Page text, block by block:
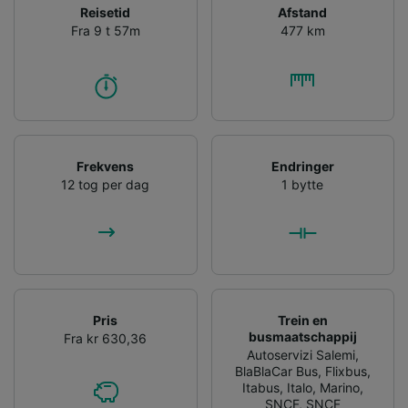
Reisetid
Fra 9 t 57m
Afstand
477 km
Frekvens
12 tog per dag
Endringer
1 bytte
Pris
Fra kr 630,36
Trein en
busmaatschappij
Autoservizi Salemi,
BlaBlaCar Bus, Flixbus,
Itabus, Italo, Marino,
SNCF, SNCF